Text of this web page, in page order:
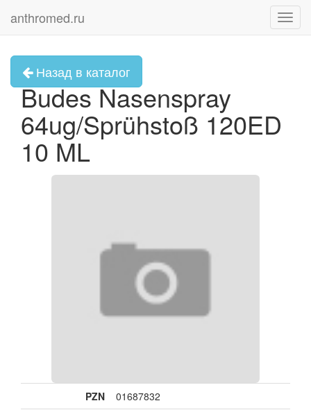
anthromed.ru
Назад в каталог
Budes Nasenspray
64ug/Sprühstoß 120ED
10 ML
PZN
01687832